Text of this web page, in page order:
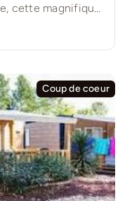
Niché dans un écrin de verdure, cette magnifique demeure vous [...]
Coup de coeur